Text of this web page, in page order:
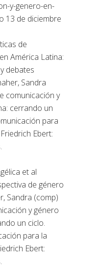
y-genero-en-
13 de diciembre
de
América Latina:
debates
Sandra
comunicación y
cerrando un
para
Ebert:
et al
de género
Sandra (comp)
y género
un ciclo.
para la
Ebert: